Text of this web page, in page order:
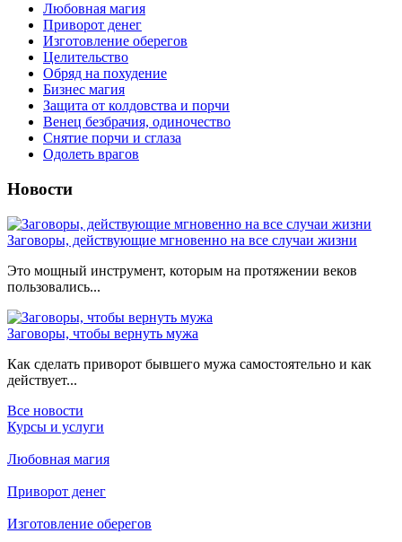
Любовная магия
Приворот денег
Изготовление оберегов
Целительство
Обряд на похудение
Бизнес магия
Защита от колдовства и порчи
Венец безбрачия, одиночество
Снятие порчи и сглаза
Одолеть врагов
Новости
Заговоры, действующие мгновенно на все случаи жизни
Это мощный инструмент, которым на протяжении веков
пользовались...
Заговоры, чтобы вернуть мужа
Как сделать приворот бывшего мужа самостоятельно и как
действует...
Все новости
Курсы и услуги
Любовная магия
Приворот денег
Изготовление оберегов